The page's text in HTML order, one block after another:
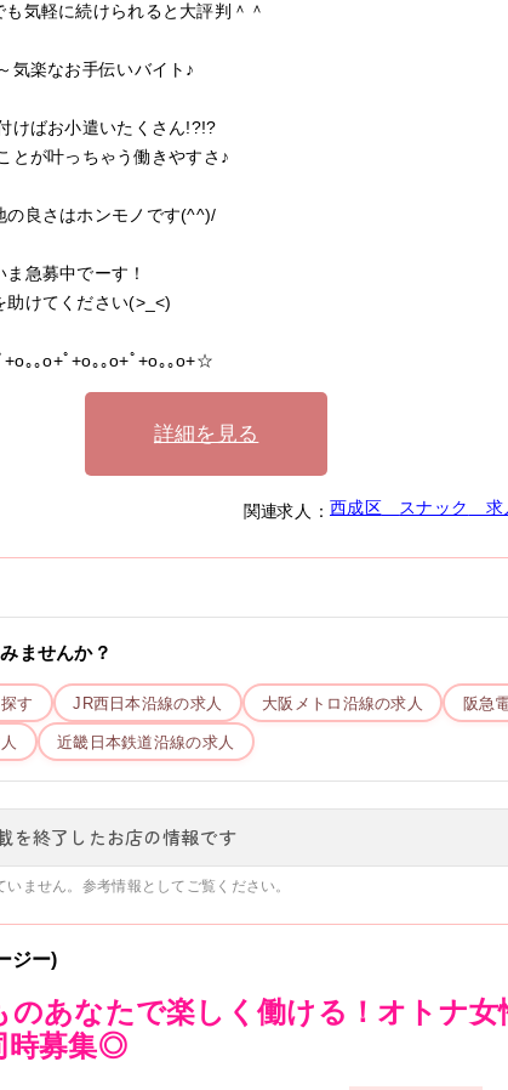
も気軽に続けられると大評判＾＾
なお手伝いバイト♪
ばお小遣いたくさん!?!?
が叶っちゃう働きやすさ♪
の良さはホンモノです(^^)/
急募中でーす！
けてください(>_<)
｡｡o+ﾟ+o｡｡o+ﾟ+o｡｡o+☆
詳細を見る
関連求人：西成区 スナック 求
ませんか？
す JR西日本沿線の求人 大阪メトロ 沿線の求人 阪急
近畿日本鉄道沿線の求人
を終了したお店の情報です
ません。参考情報としてご覧ください。
ジー)
のあなたで楽しく働ける！オトナ
時募集◎